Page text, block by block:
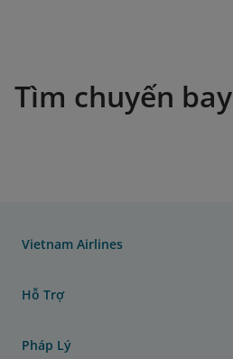
Tìm chuyến bay
Vietnam Airlines
Hỗ Trợ
Pháp Lý